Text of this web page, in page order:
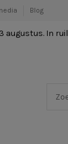
Blog
augustus. In